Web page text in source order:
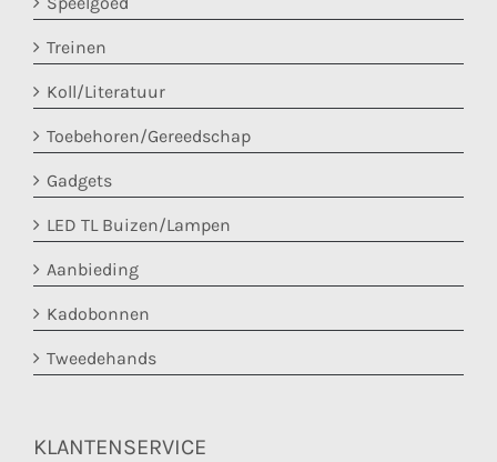
Treinen
Koll/Literatuur
Toebehoren/Gereedschap
Gadgets
LED TL Buizen/Lampen
Aanbieding
Kadobonnen
Tweedehands
KLANTENSERVICE